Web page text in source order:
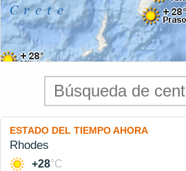
ESTADO DEL TIEMPO AHORA
Rhodes
+28°C